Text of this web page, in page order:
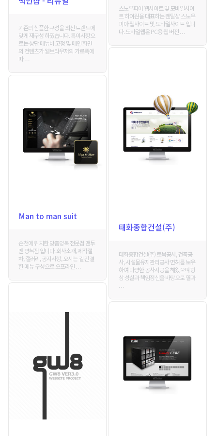
기존의 심플한 구성을 최신 트랜드에
맞게 재구성 하였습니다. 특이사항으
로는 상단 메뉴바 고정 및 메인 화면
의 컨텐츠가 웹브라우저의 가로폭에
따 . . .
스노우피아 웹사이트 및 모바일사이
트 하이원을 대표하는 렌탈샵 스노우
피아 웹사이트 및 모바일사이트 입니
다. 모바일웹은 PC용 웹 버전 . . .
태화종합건설(주)
태화종합건설(주) 토목공사, 건축공
사, 시설물유지관리공사 면허를 보유
하여 다양한 공사시공을 해왔으며 항
상 성실과 책임정신을 바탕으로 열과
. . .
Man to man suit
순천에 위치한 맞춤양복 전문점 맨투
맨 양복점 입니다. 회사소개, 제작절
차, 갤러리, 공지사항, 오시는 길 간결
한 메뉴 구성으로 오프라인 . . .